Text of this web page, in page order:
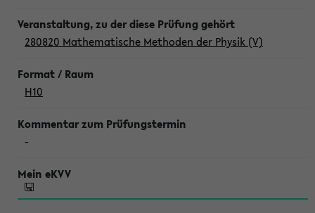
280820 Mathematische Methoden der Physik (V)
H10
-